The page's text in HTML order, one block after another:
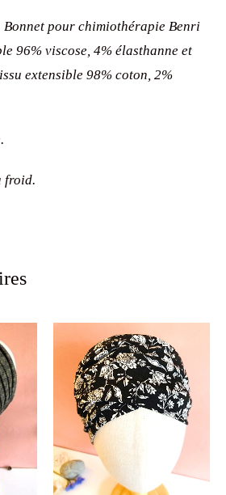
pour chimiothérapie Benri
96% viscose, 4% élasthanne et
extensible 98% coton, 2%
froid.